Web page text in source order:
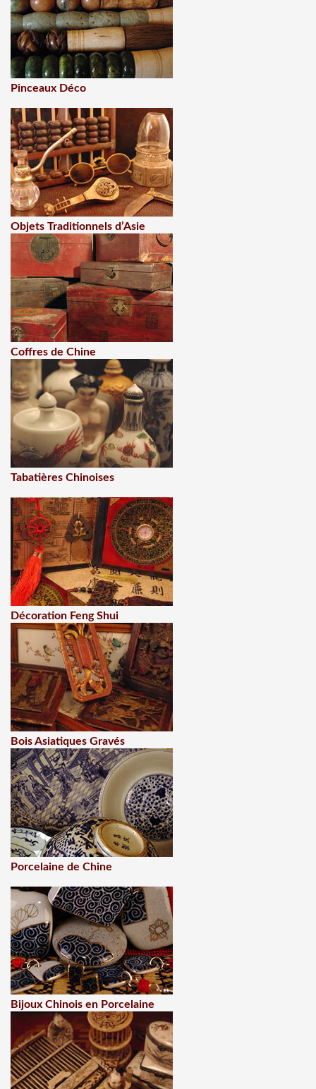
Pinceaux Déco
Objets Traditionnels d’Asie
Coffres de Chine
Tabatières Chinoises
Décoration Feng Shui
Bois Asiatiques Gravés
Porcelaine de Chine
Bijoux Chinois en Porcelaine